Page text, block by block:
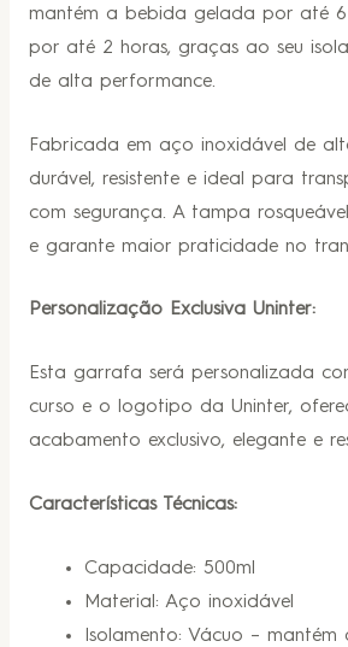
mantém a bebida gelada por até 6
por até 2 horas, graças ao seu
de alta performance.
Fabricada em aço inoxidável de
durável, resistente e ideal para
com segurança. A tampa
e garante maior praticidade no
Personalização Exclusiva Uninter:
Esta garrafa será personalizada
curso e o logotipo da Uninter,
acabamento exclusivo, elegante e
Características Técnicas:
Capacidade: 500ml
Material: Aço inoxidável
Isolamento: Vácuo –